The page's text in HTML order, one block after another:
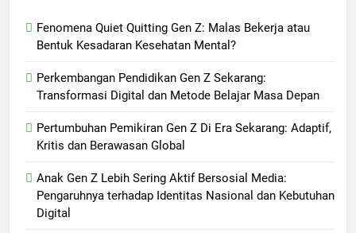
Fenomena Quiet Quitting Gen Z: Malas Bekerja atau
Bentuk Kesadaran Kesehatan Mental?
Perkembangan Pendidikan Gen Z Sekarang:
Transformasi Digital dan Metode Belajar Masa Depan
Pertumbuhan Pemikiran Gen Z Di Era Sekarang: Adaptif,
Kritis dan Berawasan Global
Anak Gen Z Lebih Sering Aktif Bersosial Media:
Pengaruhnya terhadap Identitas Nasional dan Kebutuhan
Digital